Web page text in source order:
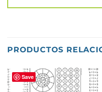
PRODUCTOS
Save